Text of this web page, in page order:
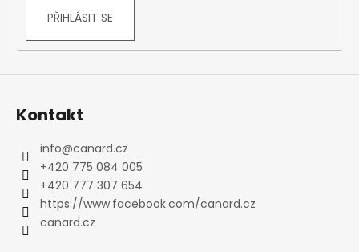
PŘIHLÁSIT SE
Kontakt
info@canard.cz
+420 775 084 005
+420 777 307 654
https://www.facebook.com/canard.cz
canard.cz